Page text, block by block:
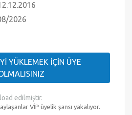
Evet
2026
YÜKLEMEK İÇİN ÜYE